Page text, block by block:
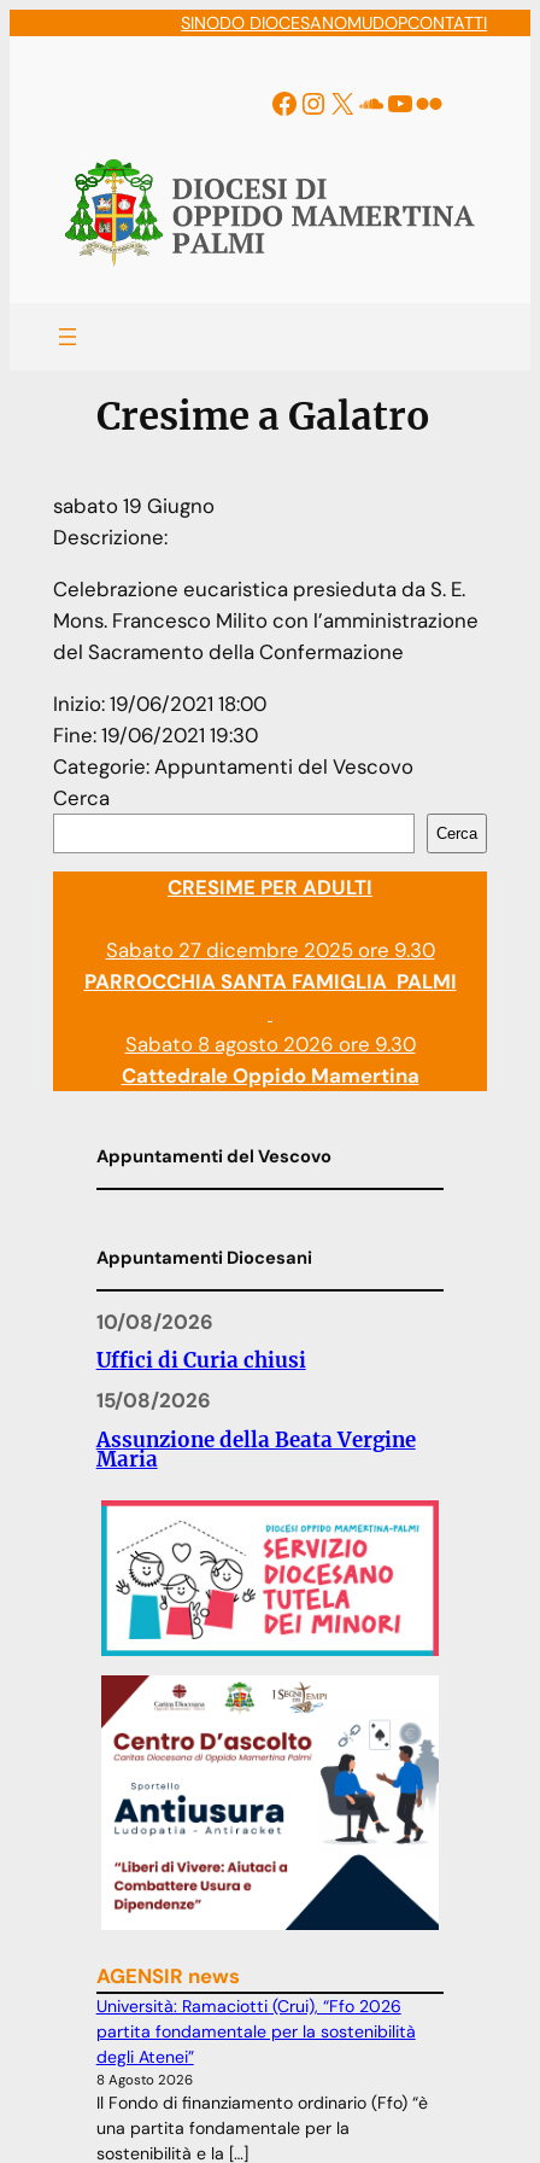
SINODO DIOCESANOMUDOPCONTATTI
Facebook
Instagram
X Soundcloud
YouTube
Flickr
Cresime a Galatro
sabato19 Giugno
Descrizione:
Celebrazione eucaristica presieduta da S. E.
Mons. Francesco Milito con l’amministrazione
del Sacramento della Confermazione
Inizio:19/06/2021 18:00
Fine:19/06/2021 19:30
Categorie:Appuntamenti del Vescovo
Cerca
Cerca
CRESIME PER ADULTI
Sabato 27 dicembre 2025 ore 9.30
PARROCCHIA SANTA FAMIGLIA PALMI
Sabato 8 agosto 2026 ore 9.30
Cattedrale Oppido Mamertina
Appuntamenti del Vescovo
Appuntamenti Diocesani
10/08/2026
Uffici di Curia chiusi
15/08/2026
Assunzione della Beata Vergine
Maria
AGENSIR news
Università: Ramaciotti (Crui), “Ffo 2026
partita fondamentale per la sostenibilità
degli Atenei”
8 Agosto 2026
Il Fondo di finanziamento ordinario (Ffo) “è
una partita fondamentale per la
sostenibilità e la […]